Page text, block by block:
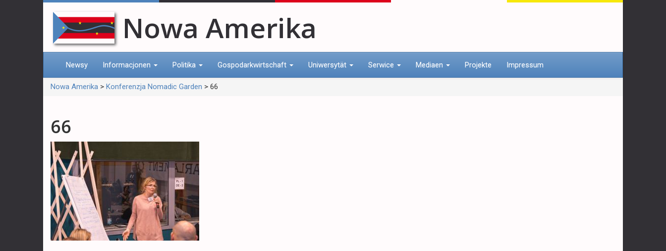
Nowa Amerika
Newsy Informacjonen Politika Gospodarkwirtschaft Uniwersytät Serwice Mediaen Projekte Impressum
Nowa Amerika > Konferenzja Nomadic Garden > 66
66